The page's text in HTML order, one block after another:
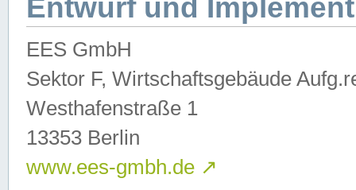
Entwurf und
EES GmbH
Sektor F, Wirtschaftsgebäude
Westhafenstraße 1
13353 Berlin
www.ees-gmbh.de ↗